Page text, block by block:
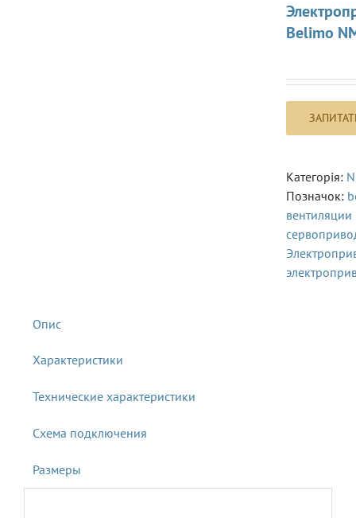
Belimo
Категорія:
Позначок:
Характеристики
Технические характеристики
Схема подключения
Размеры